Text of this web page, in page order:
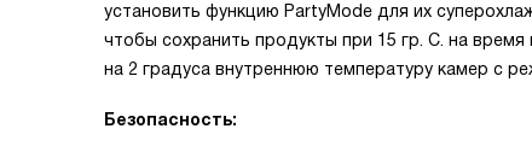
установить функцию PartyMode для их
чтобы сохранить продукты при 15 гр. С. на
на 2 градуса внутреннюю температуру камер с
Безопасность: